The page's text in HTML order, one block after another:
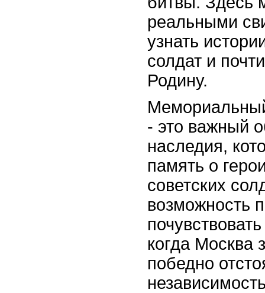
реальными
узнать
солдат и
Родину.
- это важный
наследия,
память о
советских
возможность
когда Москва
победно